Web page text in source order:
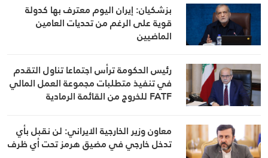
بزشكيان: إيران اليوم معترف بها كدولة
قوية على الرغم من تحديات العامين
الماضيين
رئيس الحكومة ترأس اجتماعا تناول التقدم
في تنفيذ متطلبات مجموعة العمل المالي
FATF للخروج من القائمة الرمادية
معاون وزير الخارجية الايراني: لن نقبل بأي
تدخل خارجي في مضيق هرمز تحت أي ظرف